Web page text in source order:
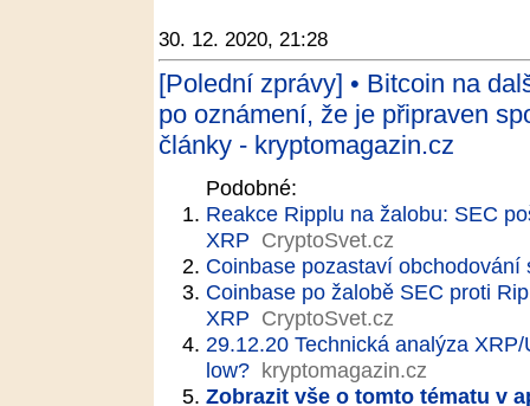
30. 12. 2020, 21:28
[Polední zprávy] • Bitcoin na
po oznámení, že je připraven
články - kryptomagazin.cz
Podobné:
Reakce Ripplu na žalobu: SEC
XRP CryptoSvet.cz
Coinbase pozastaví obchodování
Coinbase po žalobě SEC proti
XRP CryptoSvet.cz
29.12.20 Technická analýza
low? kryptomagazin.cz
Zobrazit vše o tomto tématu v